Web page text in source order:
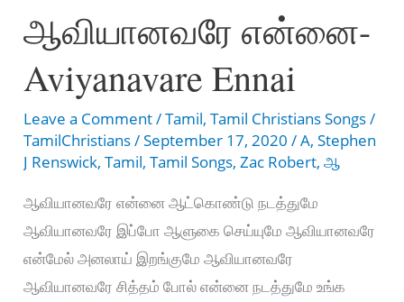
Aaviyanavarae
parisutha
deivame
ஆவியானவரே என்னை-
Aviyanavare Ennai
Leave a Comment/Tamil,Tamil Christians Songs/
TamilChristians/September 17, 2020/A,Stephen
J Renswick,Tamil,Tamil Songs,Zac Robert,ஆ
ஆவியானவரே என்னை ஆட்கொண்டு நடத்துமே
ஆவியானவரே இப்போ ஆளுகை செய்யுமே ஆவியானவரே
என்மேல் அனலாய் இறங்குமே ஆவியானவரே
ஆவியானவரே சித்தம் போல் என்னை நடத்துமே உங்க